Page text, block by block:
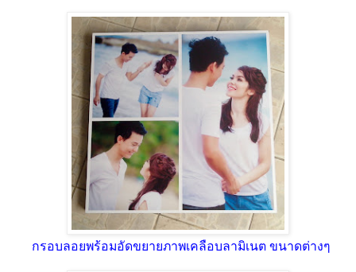
กรอบลอยพร้อมอัดขยายภาพเคลือบลามิเนต ขนาดต่างๆ